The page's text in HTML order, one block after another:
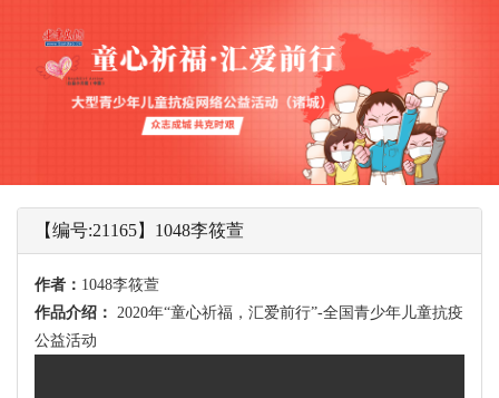
【编号:21165】1048李筱萱
作者： 1048李筱萱
作品介绍：
2020年“童心祈福，汇爱前行”-全国青少年儿童抗疫
公益活动